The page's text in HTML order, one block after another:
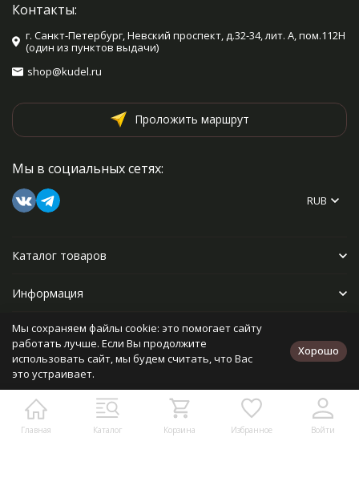
Главная Каталог Корзина Избранное Войти
Контакты:
г. Санкт-Петербург, Невский проспект, д.32-34, лит. А, пом.112Н
(один из пунктов выдачи)
shop@kudel.ru
Проложить маршрут
Мы в социальных сетях:
RUB
Каталог товаров
Информация
Прочее
Политика персональных данных
Разработано в
bodysite.ru
Мы сохраняем файлы cookie: это помогает сайту
работать лучше. Если Вы продолжите
использовать сайт, мы будем считать, что Вас
это устраивает.
Хорошо